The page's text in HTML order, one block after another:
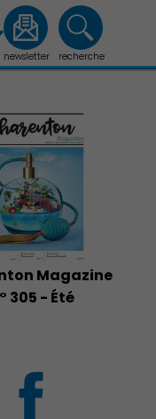
newsletter recherche
Magazine
305 - Été